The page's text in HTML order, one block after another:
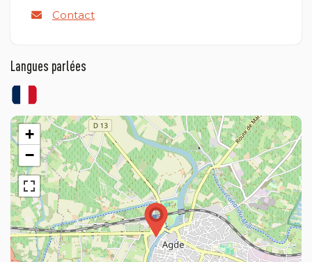
Contact
Langues parlées
+
−